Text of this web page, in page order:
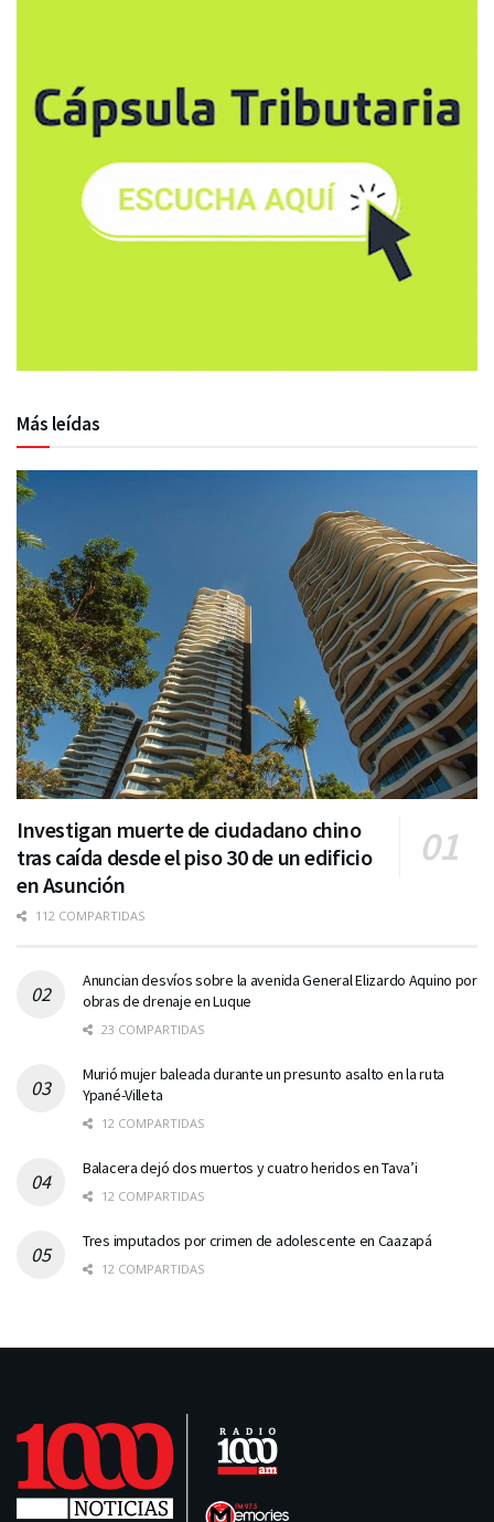
Más leídas
Investigan muerte de ciudadano chino
tras caída desde el piso 30 de un edificio
en Asunción
112 COMPARTIDAS
Anuncian desvíos sobre la avenida General Elizardo Aquino por
obras de drenaje en Luque
23 COMPARTIDAS
Murió mujer baleada durante un presunto asalto en la ruta
Ypané-Villeta
12 COMPARTIDAS
Balacera dejó dos muertos y cuatro heridos en Tava’i
12 COMPARTIDAS
Tres imputados por crimen de adolescente en Caazapá
12 COMPARTIDAS